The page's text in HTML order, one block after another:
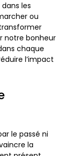
les
ou
notre bonheur
chaque
l’impact
le passé ni
la